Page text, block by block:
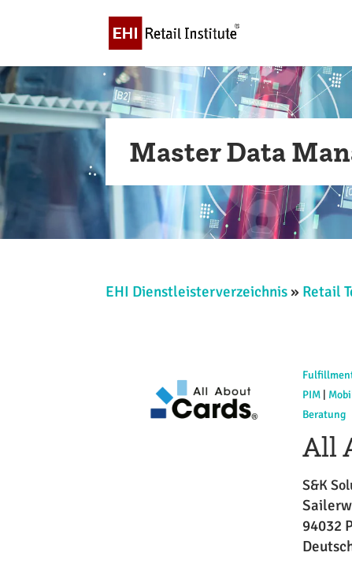
Master Data
EHI Dienstleisterverzeichnis » Retail
PIM
Beratung
All
S&K
94032